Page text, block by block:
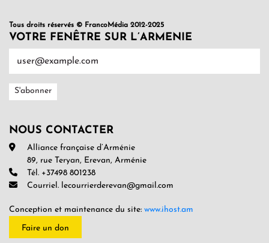
Tous droits réservés © FrancoMédia 2012-2025
VOTRE FENÊTRE SUR L’ARMENIE
NOUS CONTACTER
Alliance française d’Arménie
89, rue Teryan, Erevan, Arménie
Tél. +37498 801238
Courriel. lecourrierderevan@gmail.com
Conception et maintenance du site: www.ihost.am
Faire un don